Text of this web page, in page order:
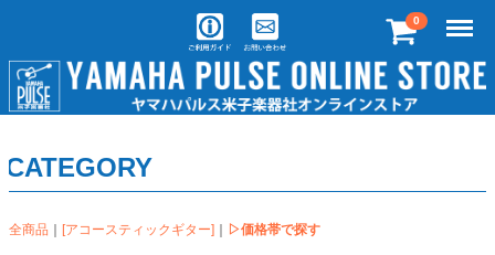
0 Menu
CATEGORY
全商品 [アコースティックギター] ▷価格帯で探す